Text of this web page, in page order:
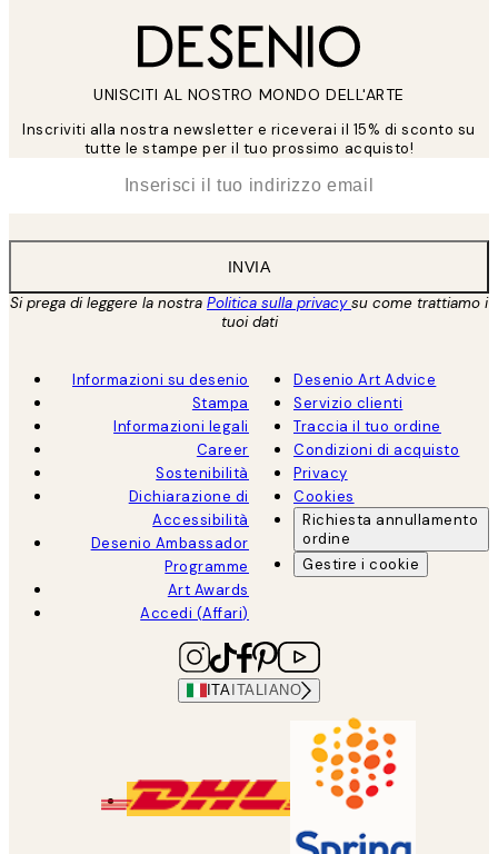
UNISCITI AL NOSTRO MONDO DELL'ARTE
Inscriviti alla nostra newsletter e riceverai il 15% di sconto su
tutte le stampe per il tuo prossimo acquisto!
INVIA
Si prega di leggere la nostra Politica sulla privacysu come trattiamo i
tuoi dati
Informazioni su desenio
Stampa
Informazioni legali
Career
Sostenibilità
Dichiarazione di
Accessibilità
Desenio Ambassador
Programme
Art Awards
Accedi (Affari)
Desenio Art Advice
Servizio clienti
Traccia il tuo ordine
Condizioni di acquisto
Privacy
Cookies
Richiesta annullamento
ordine
Gestire i cookie
ITA ITALIANO